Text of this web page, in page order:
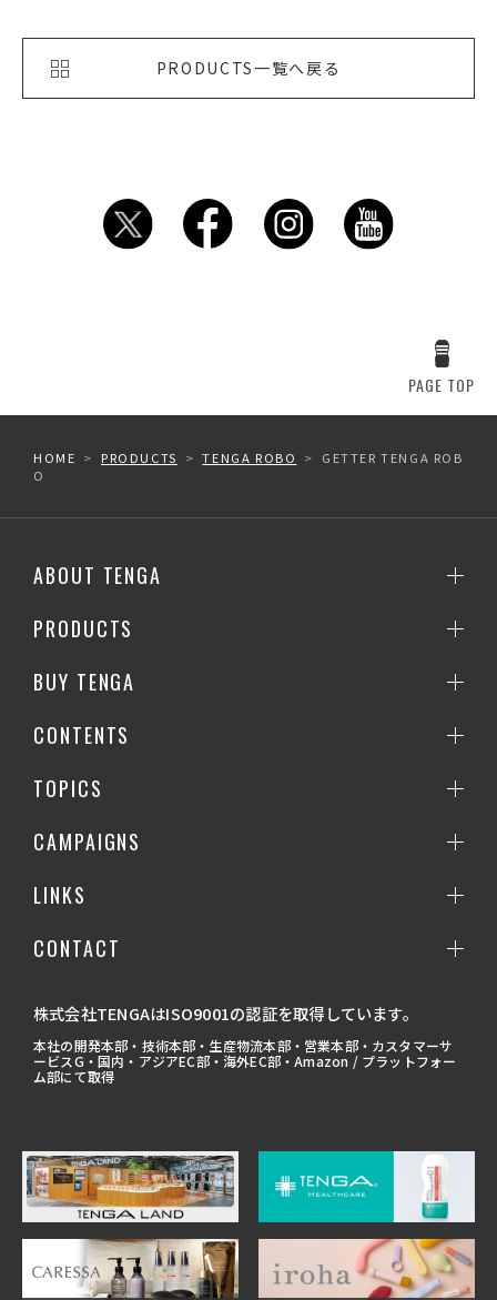
PRODUCTS一覧へ戻る
PAGE TOP
HOME PRODUCTS TENGA ROBO
GETTER TENGA ROB
O
ABOUT TENGA
PRODUCTS
BUY TENGA
CONTENTS
TOPICS
CAMPAIGNS
LINKS
CONTACT
株式会社TENGAはISO9001の認証を取得しています。
本社の開発本部・技術本部・生産物流本部・営業本部・カスタマーサ
ービスG・国内・アジアEC部・海外EC部・Amazon / プラットフォー
ム部にて取得